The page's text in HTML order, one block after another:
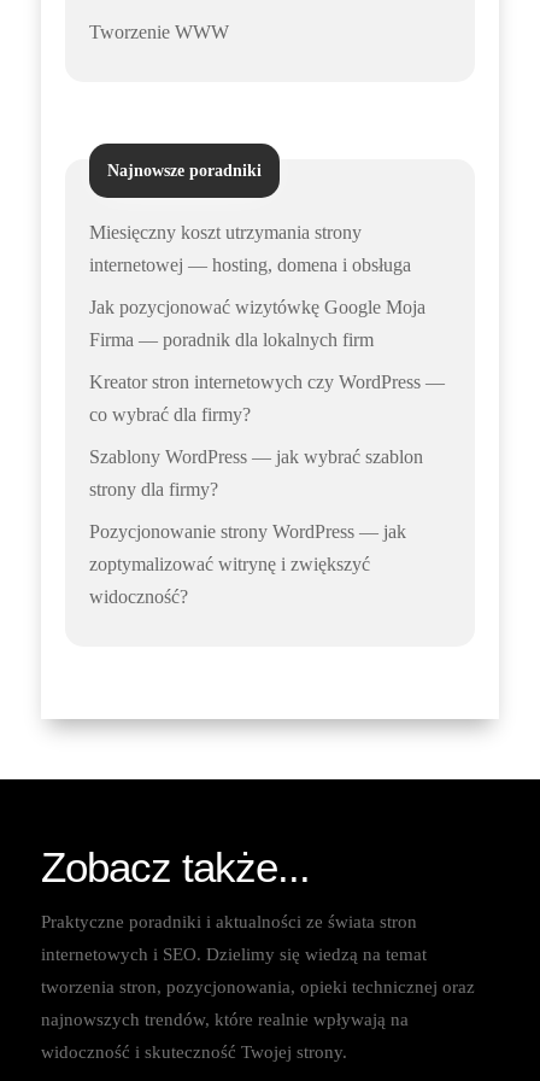
Tworzenie WWW
Najnowsze poradniki
Miesięczny koszt utrzymania strony
internetowej — hosting, domena i obsługa
Jak pozycjonować wizytówkę Google Moja
Firma — poradnik dla lokalnych firm
Kreator stron internetowych czy WordPress —
co wybrać dla firmy?
Szablony WordPress — jak wybrać szablon
strony dla firmy?
Pozycjonowanie strony WordPress — jak
zoptymalizować witrynę i zwiększyć
widoczność?
Zobacz także...
Praktyczne poradniki i aktualności ze świata stron
internetowych i SEO. Dzielimy się wiedzą na temat
tworzenia stron, pozycjonowania, opieki technicznej oraz
najnowszych trendów, które realnie wpływają na
widoczność i skuteczność Twojej strony.